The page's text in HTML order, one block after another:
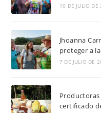
10 DE JULIO DE
Jhoanna
proteger a
7 DE JULIO DE
certificado